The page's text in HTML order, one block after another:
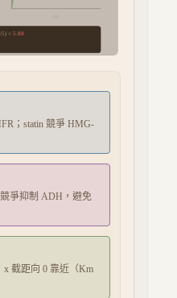
[S]
/5) = 5.00
；statin 競爭 HMG-
爭抑制 ADH，避免
x 截距向 0 靠近（Km